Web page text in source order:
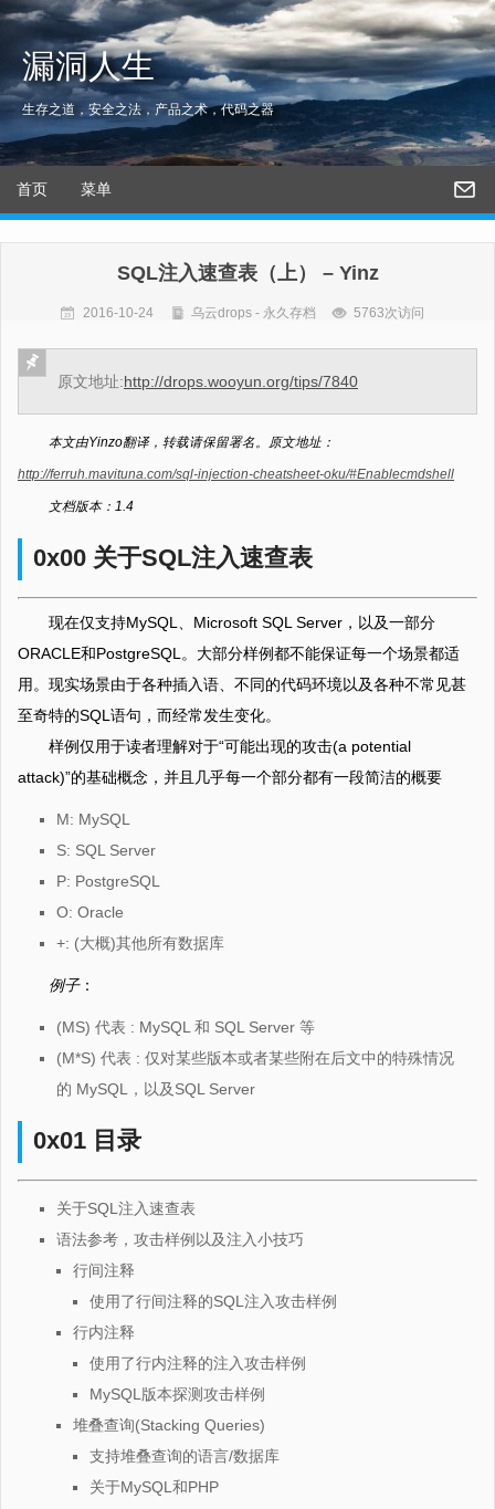
漏洞人生
生存之道，安全之法，产品之术，代码之器
首页 菜单
SQL注入速查表（上） – Yinz
2016-10-24 乌云drops - 永久存档 5763次访问
原文地址:http://drops.wooyun.org/tips/7840
本文由Yinzo翻译，转载请保留署名。原文地址：
http://ferruh.mavituna.com/sql-injection-cheatsheet-oku/#Enablecmdshell
文档版本：1.4
0x00 关于SQL注入速查表
现在仅支持MySQL、Microsoft SQL Server，以及一部分
ORACLE和PostgreSQL。大部分样例都不能保证每一个场景都适
用。现实场景由于各种插入语、不同的代码环境以及各种不常见甚
至奇特的SQL语句，而经常发生变化。
样例仅用于读者理解对于“可能出现的攻击(a potential
attack)”的基础概念，并且几乎每一个部分都有一段简洁的概要
M: MySQL
S: SQL Server
P: PostgreSQL
O: Oracle
+: (大概)其他所有数据库
例子：
(MS) 代表 : MySQL 和 SQL Server 等
(M*S) 代表 : 仅对某些版本或者某些附在后文中的特殊情况
的 MySQL，以及SQL Server
0x01 目录
关于SQL注入速查表
语法参考，攻击样例以及注入小技巧
行间注释
使用了行间注释的SQL注入攻击样例
行内注释
使用了行内注释的注入攻击样例
MySQL版本探测攻击样例
堆叠查询(Stacking Queries)
支持堆叠查询的语言/数据库
关于MySQL和PHP